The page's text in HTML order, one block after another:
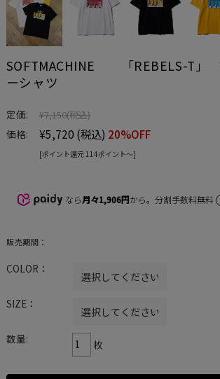
SOFTMACHINE 「REBELS-T」
ーシャツ
定価: ¥7,150(税込)
価格: ¥5,720 (税込) 20%OFF
[ポイント還元 114ポイント〜]
なら月々1,906円から。分割手数料無料
販売期間：
COLOR：
SIZE：
数量: 枚